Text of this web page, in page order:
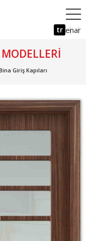
tr enar
Giriş Kapıları